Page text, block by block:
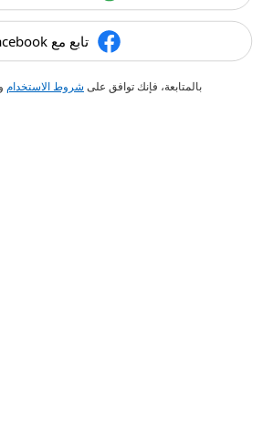
تابع مع Facebook
بالمتابعة، فإنك توافق على شروط الاستخدام و